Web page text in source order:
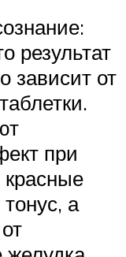
результат
зависит от
при
а